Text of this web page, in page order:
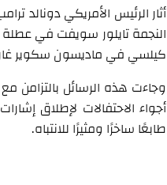
أثار الرئيس الأمريكي دونالد
النجمة تايلور سويفت في عطلة
كيلسي في ماديسون سكوير
وجاءت هذه الرسائل بالتزامن
أجواء الاحتفالات لإطلاق
طابعًا ساخرًا ومثيرًا للانتباه.